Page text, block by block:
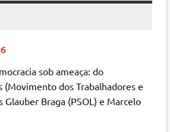
sob ameaça: do
dos Trabalhadores e
Braga (PSOL) e Marcelo